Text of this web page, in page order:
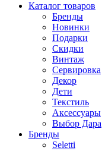
Каталог товаров
Бренды
Новинки
Подарки
Скидки
Винтаж
Сервировка
Декор
Дети
Текстиль
Аксессуары
Выбор Дара
Бренды
Seletti